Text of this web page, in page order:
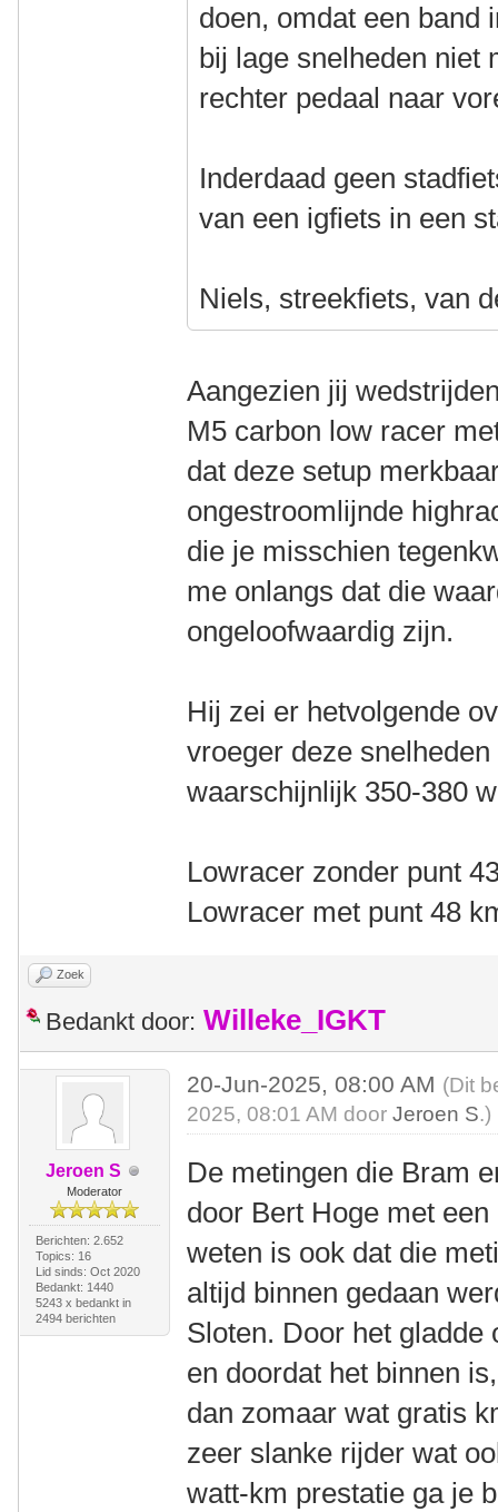
doen, omdat een band
bij lage snelheden niet
rechter pedaal naar
Inderdaad geen
van een igfiets in een
Niels, streekfiets, van
Aangezien jij
M5 carbon low racer
dat deze setup
ongestroomlijnde
die je misschien
me onlangs dat die
ongeloofwaardig zijn.
Hij zei er hetvolgende
vroeger deze
waarschijnlijk 350-380
Lowracer zonder punt
Lowracer met punt 48
Zoek
Bedankt door: Willeke_IGKT
Jeroen S
Moderator
Berichten: 2.652
Topics: 16
Lid sinds: Oct 2020
Bedankt: 1440
5243 x bedankt in
2494 berichten
20-Jun-2025, 08:00 AM (Dit
2025, 08:01 AM doorJeroen S.)
De metingen die Bram
door Bert Hoge met
weten is ook dat die
altijd binnen gedaan
Sloten. Door het gladde
en doordat het binnen
dan zomaar wat gratis
zeer slanke rijder wat
watt-km prestatie ga je